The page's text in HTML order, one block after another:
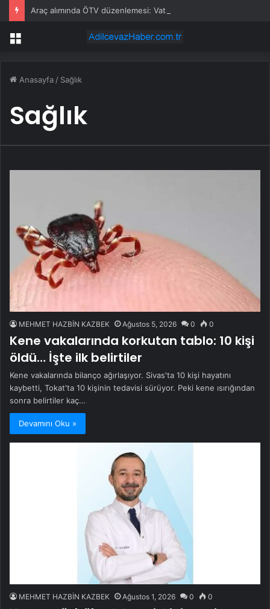
Menü
Anasayfa / Sağlık
Sağlık
MEHMET HAZBİN KAZBEK Ağustos 5, 2026 0 0
Kene vakalarında korkutan tablo: 10 kişi
öldü… İşte ilk belirtiler
Kene vakalarında bilanço ağırlaşıyor. Sivas'ta 10 kişi hayatını
kaybetti, Tokat'ta 10 kişinin tedavisi sürüyor. Peki kene ısırığından
sonra belirtiler kaç…
Devamını Oku »
MEHMET HAZBİN KAZBEK Ağustos 1, 2026 0 0